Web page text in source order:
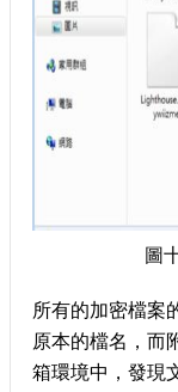
圖
所有的加密檔案
原本的檔名，而
箱環境中，發現